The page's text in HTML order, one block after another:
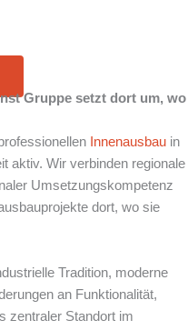
Gruppe setzt dort um, wo
Innenausbau in
aktiv. Wir verbinden regionale
Umsetzungskompetenz
dort, wo sie
Tradition, moderne
an Funktionalität,
zentraler Standort im